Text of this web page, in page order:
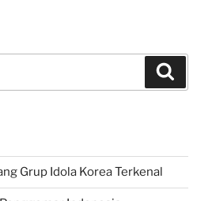
Grup Idola Korea Terkenal